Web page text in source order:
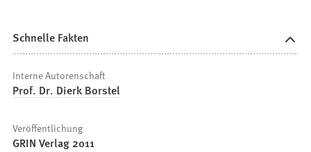
Schnelle Fakten
Interne Autorenschaft
Prof. Dr. Dierk Borstel
Veröffentlichung
GRIN Verlag 2011